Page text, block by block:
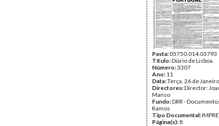
Pasta:05750.014.03793
Título:Diário de Lisboa
Número:3307
Ano: 11
Data:Terça, 26 de
Directores:Director:
Manso
Fundo:DRR -
Ramos
Tipo Documental:
Página(s): 8